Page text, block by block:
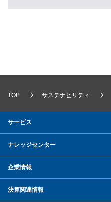
TOP サステナビリティ
サービス
ナレッジセンター
企業情報
決算関連情報